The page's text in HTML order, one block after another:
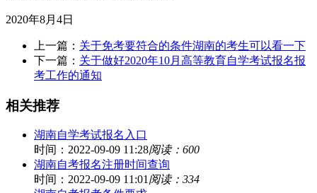
2020年8月4日
上一篇： 关于免考要符合的条件湖南的考生可以看一下
下一篇： 关于做好2020年10月高等教育自学考试报名报
考工作的通知
相关推荐
湖南自学考试报名入口
时间：2022-09-09 11:28阅读：600
湖南自考报名注册时间查询
时间：2022-09-09 11:01 阅读：334